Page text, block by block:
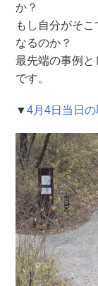
か？
もし自分がそ
なるのか？
最先端の事例
です。
▼4月4日当日